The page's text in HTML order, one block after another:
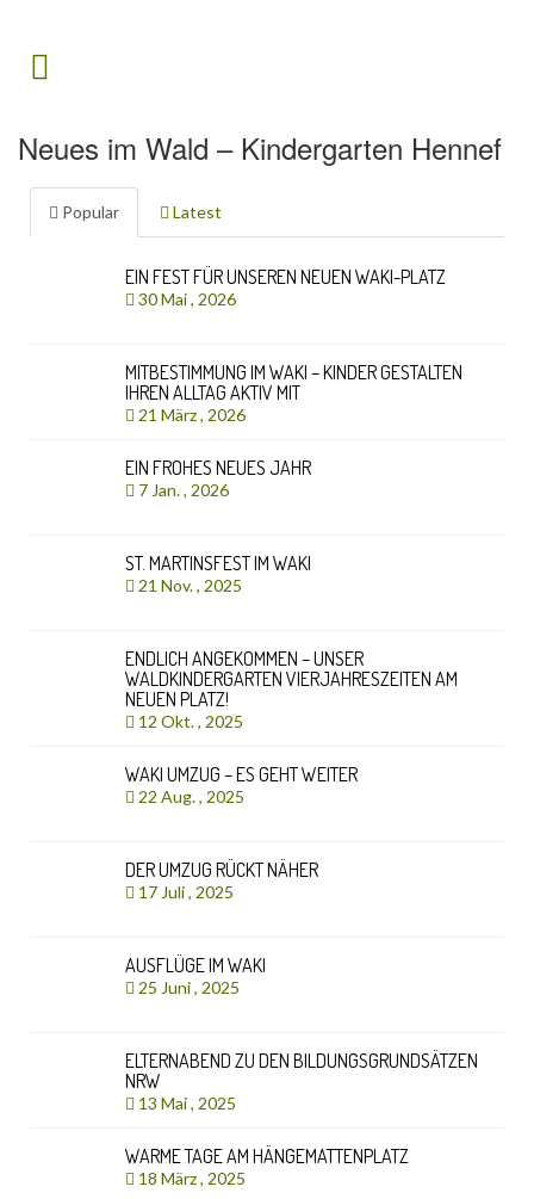
Neues im Wald – Kindergarten Hennef
Popular Latest
EIN FEST FÜR UNSEREN NEUEN WAKI-PLATZ
30 Mai , 2026
MITBESTIMMUNG IM WAKI – KINDER GESTALTEN
IHREN ALLTAG AKTIV MIT
21 März , 2026
EIN FROHES NEUES JAHR
7 Jan. , 2026
ST. MARTINSFEST IM WAKI
21 Nov. , 2025
ENDLICH ANGEKOMMEN – UNSER
WALDKINDERGARTEN VIERJAHRESZEITEN AM
NEUEN PLATZ!
12 Okt. , 2025
WAKI UMZUG – ES GEHT WEITER
22 Aug. , 2025
DER UMZUG RÜCKT NÄHER
17 Juli , 2025
AUSFLÜGE IM WAKI
25 Juni , 2025
ELTERNABEND ZU DEN BILDUNGSGRUNDSÄTZEN
NRW
13 Mai , 2025
WARME TAGE AM HÄNGEMATTENPLATZ
18 März , 2025